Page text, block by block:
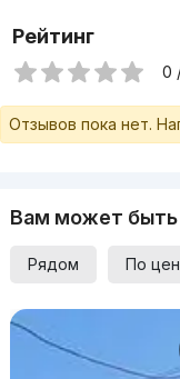
Рейтинг
0
Отзывов пока нет.
Вам может быть
Рядом По